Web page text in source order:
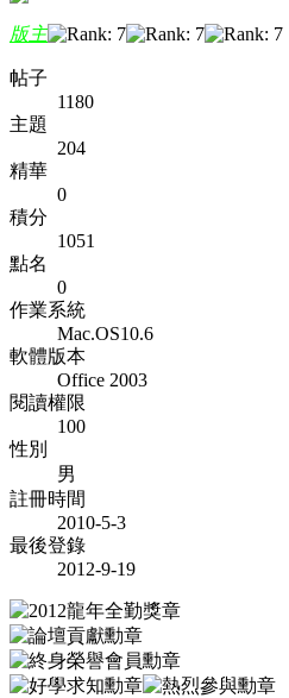
版主
帖子
1180
主題
204
精華
0
積分
1051
點名
0
作業系統
Mac.OS10.6
軟體版本
Office 2003
閱讀權限
100
性別
男
註冊時間
2010-5-3
最後登錄
2012-9-19